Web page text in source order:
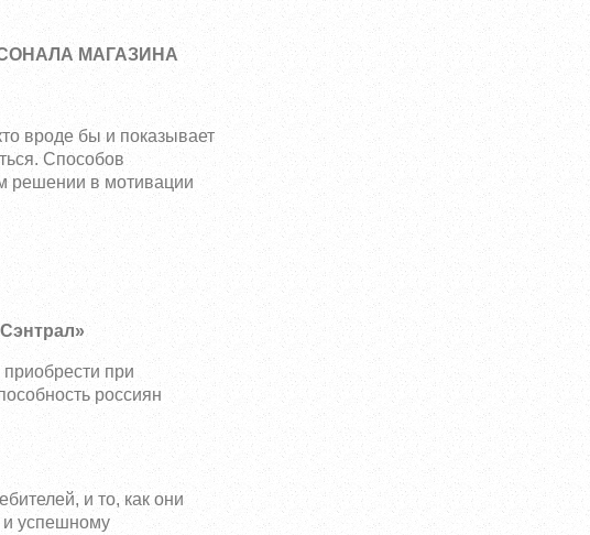
МАГАЗИНА
вроде бы и показывает
Способов
решении в мотивации
приобрести при
россиян
и то, как они
и успешному